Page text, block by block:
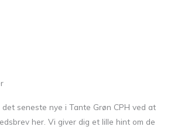
seneste nye i Tante Grøn CPH ved at
her. Vi giver dig et lille hint om de